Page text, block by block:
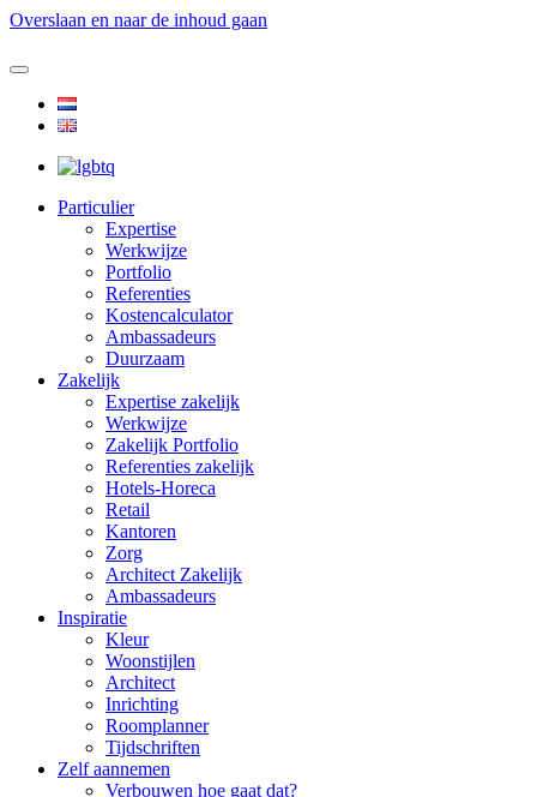
Overslaan en naar de inhoud gaan
Particulier
Expertise
Werkwijze
Portfolio
Referenties
Kostencalculator
Ambassadeurs
Duurzaam
Zakelijk
Expertise zakelijk
Werkwijze
Zakelijk Portfolio
Referenties zakelijk
Hotels-Horeca
Retail
Kantoren
Zorg
Architect Zakelijk
Ambassadeurs
Inspiratie
Kleur
Woonstijlen
Architect
Inrichting
Roomplanner
Tijdschriften
Zelf aannemen
Verbouwen hoe gaat dat?